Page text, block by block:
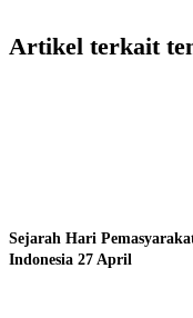
Artikel terkait
Sejarah Hari
Indonesia 27 April